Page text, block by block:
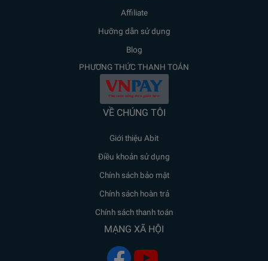
Affiliate
Hưỡng dẫn sử dụng
Blog
PHƯƠNG THỨC THANH TOÁN
VỀ CHÚNG TÔI
Giới thiệu Abit
Điều khoản sử dụng
Chính sách bảo mật
Chính sách hoàn trả
Chính sách thanh toán
MẠNG XÃ HỘI